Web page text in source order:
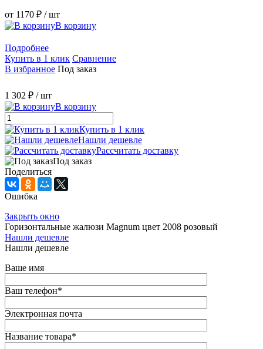
от 1170 ₽ / шт
В корзину
Подробнее
Купить в 1 клик Сравнение
В избранное Под заказ
1 302 ₽ / шт
В корзину
Купить в 1 клик
Нашли дешевле
Рассчитать доставку
Под заказ
Поделиться
Ошибка
Закрыть окно
Горизонтальные жалюзи Magnum цвет 2008 розовый
Нашли дешевле
Нашли дешевле
Ваше имя
Ваш телефон*
Электронная почта
Название товара*